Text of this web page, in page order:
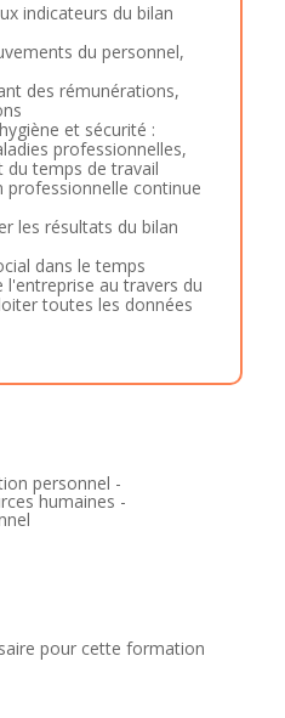
indicateurs du bilan
du personnel,
des rémunérations,
et sécurité :
professionnelles,
du temps de travail
continue
les résultats du bilan
dans le temps
l'entreprise au travers du
toutes les données
personnel -
humaines -
pour cette formation